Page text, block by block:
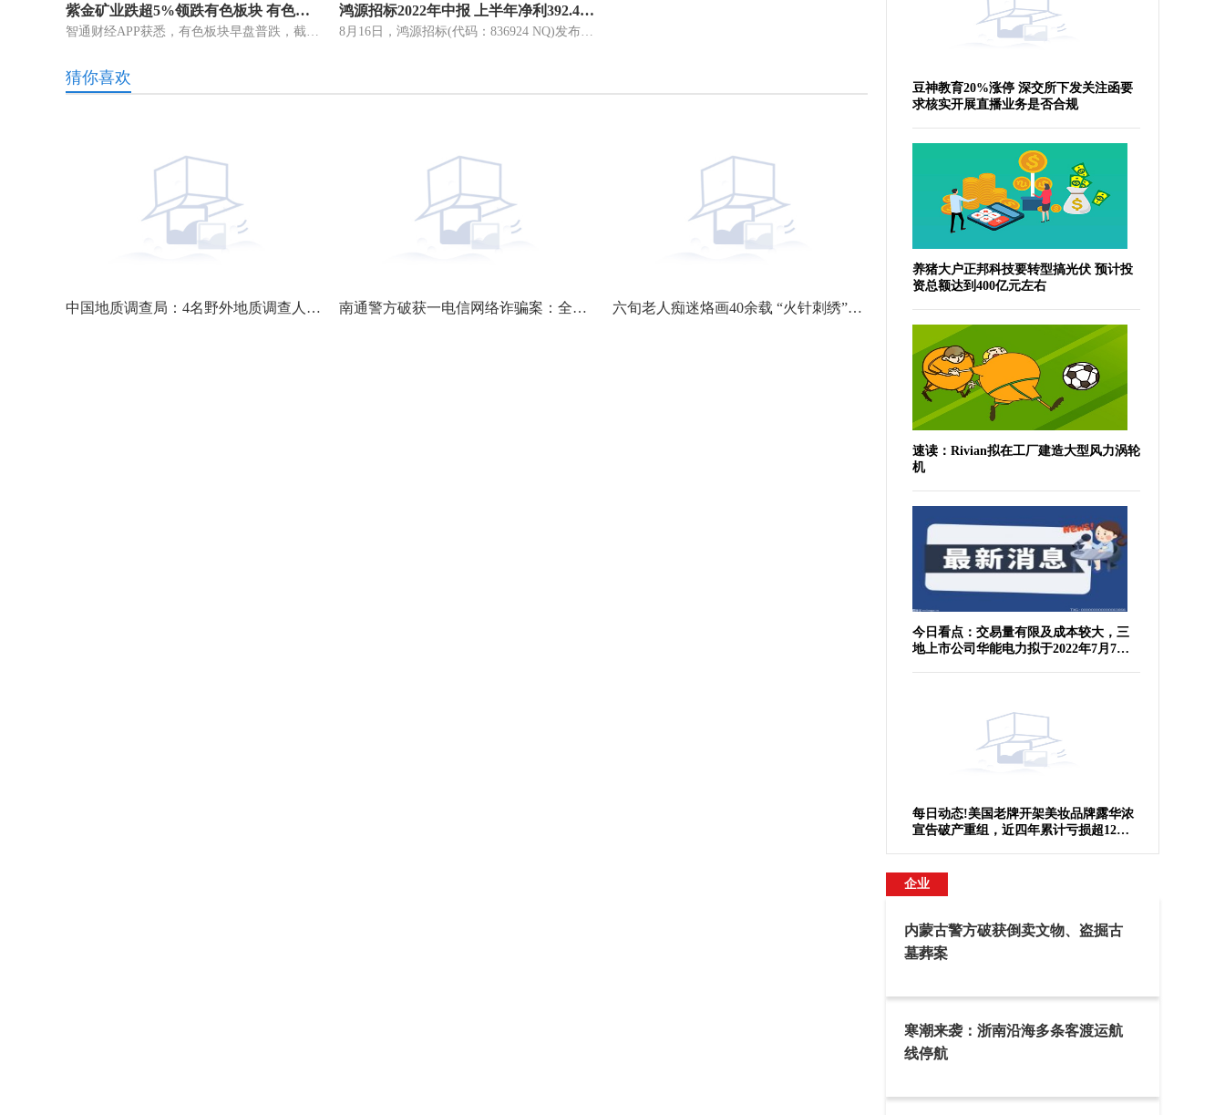
紫金矿业跌超5%领跌有色板块 有色板块早盘普跌
智通财经APP获悉，有色板块早盘普跌，截至发稿，紫金矿业(02899)跌5 19%，报8 58港元;中国黄金国际(02099)跌4 53%，报23 2港元;中国有色矿
鸿源招标2022年中报 上半年净利392.48万元 同比增长10.62%
8月16日，鸿源招标(代码：836924 NQ)发布2022年半年报业绩报告。2022年1月1日-2022年6月30日，公司实现营业收入1745 69万元，同比增长8 92%
猜你喜欢
中国地质调查局：4名野外地质调查人员不幸因公殉职 南通警方破获一电信网络诈骗案：全国10万余人寻医陷入“ 六旬老人痴迷烙画40余载 “火针刺绣”烫下铁笔丹青
豆神教育20%涨停 深交所下发关注函要
求核实开展直播业务是否合规
养猪大户正邦科技要转型搞光伏 预计投
资总额达到400亿元左右
速读：Rivian拟在工厂建造大型风力涡轮
机
今日看点：交易量有限及成本较大，三
地上市公司华能电力拟于2022年7月7日
每日动态!美国老牌开架美妆品牌露华浓
宣告破产重组，近四年累计亏损超12亿
企业
内蒙古警方破获倒卖文物、盗掘古
墓葬案
寒潮来袭：浙南沿海多条客渡运航
线停航